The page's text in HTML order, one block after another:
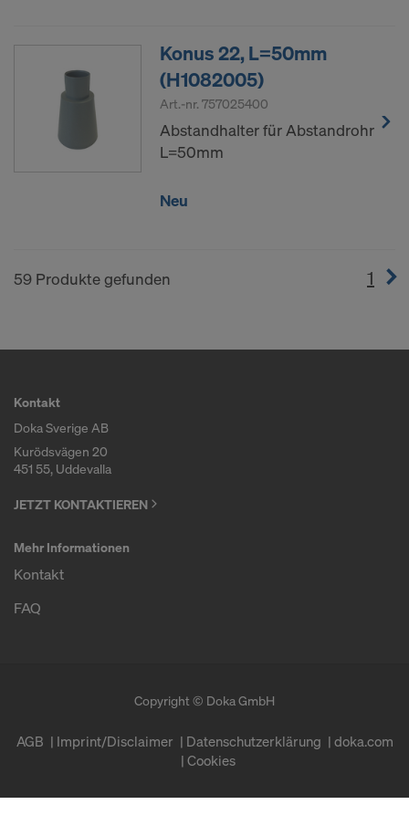
Konus 22, L=50mm
(H1082005)
Art.-nr. 757025400
Abstandhalter für Abstandrohr
L=50mm
Neu
59 Produkte gefunden 1
Kontakt
Doka Sverige AB
Kurödsvägen 20
451 55, Uddevalla
JETZT KONTAKTIEREN
Mehr Informationen
Kontakt
FAQ
Copyright © Doka GmbH
AGB Imprint/Disclaimer Datenschutzerklärung
doka.com
Cookies